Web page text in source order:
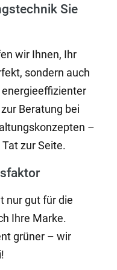
Sie
wir Ihnen, Ihr
sondern auch
Beratung bei
–
zur Seite.
nur gut für die
Ihre Marke.
grüner – wir